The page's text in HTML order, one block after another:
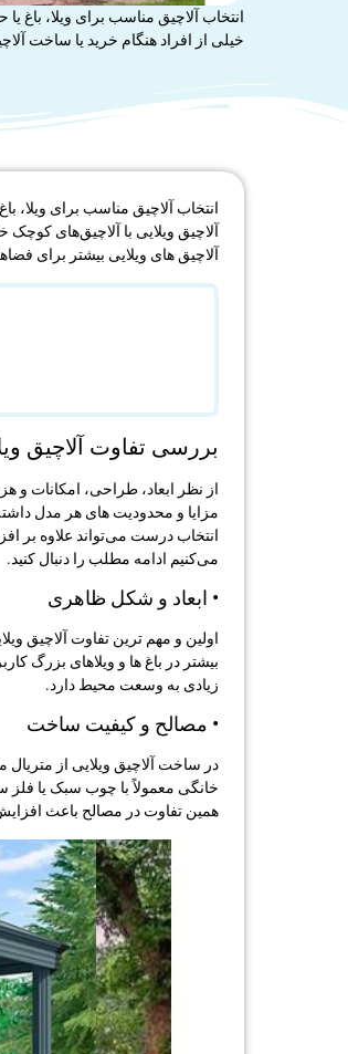
انتخاب آلاچیق مناسب برای ویلا، باغ
خیلی از افراد هنگام خرید یا ساخت
انتخاب آلاچیق مناسب برای ویلا،
آلاچیق ویلایی با آلاچیق‌های
آلاچیق ‌های ویلایی بیشتر برای
بررسی تفاوت آلاچیق
از نظر ابعاد، طراحی، امکانات و
مزایا و محدودیت‌ های هر مدل
انتخاب درست می‌تواند علاوه بر
می‌کنیم ادامه مطلب را دنبال کنید.
• ابعاد و شکل ظاهری
اولین و مهم ‌ترین تفاوت آلاچیق
بیشتر در باغ‌ ها و ویلاهای بزرگ
زیادی به وسعت محیط دارد.
• مصالح و کیفیت ساخت
در ساخت آلاچیق ویلایی از
خانگی معمولاً با چوب سبک یا
همین تفاوت در مصالح باعث